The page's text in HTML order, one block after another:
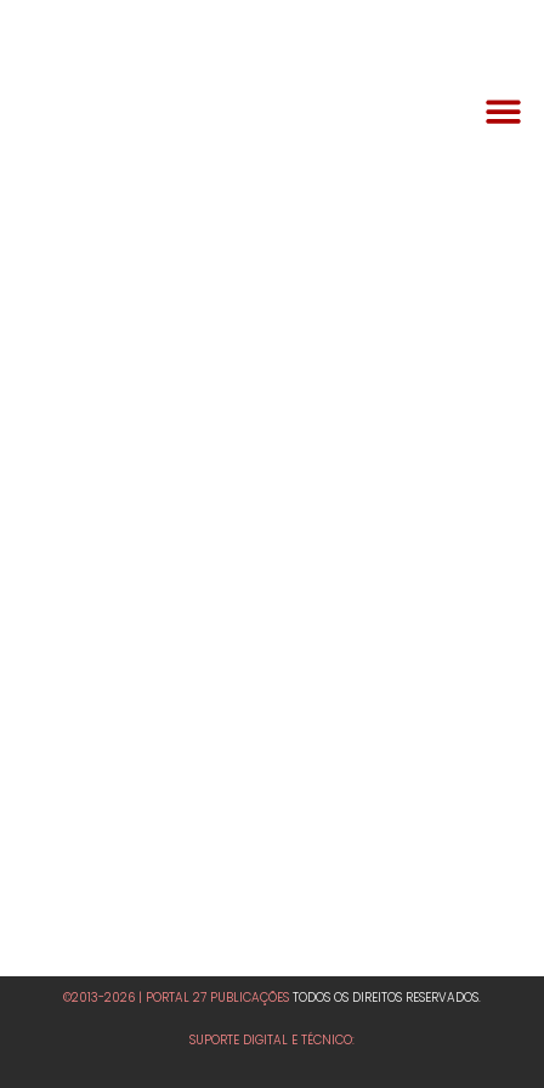
©2013-2026 | PORTAL 27 PUBLICAÇÕES TODOS OS DIREITOS RESERVADOS.
SUPORTE DIGITAL E TÉCNICO: